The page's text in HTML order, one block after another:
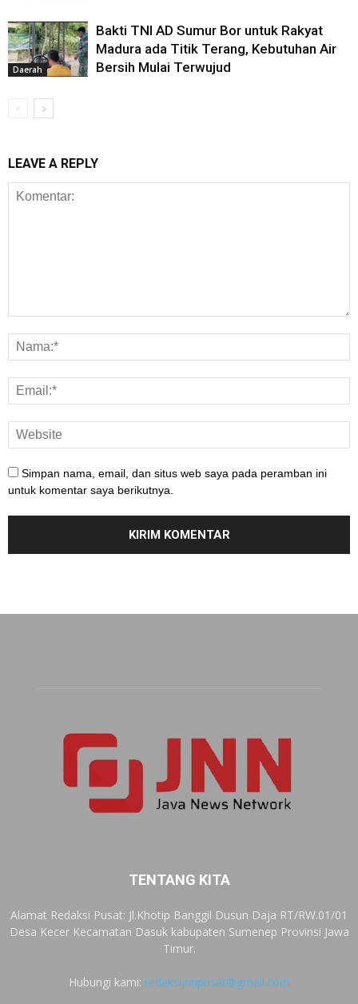
Daerah
Bakti TNI AD Sumur Bor untuk Rakyat
Madura ada Titik Terang, Kebutuhan Air
Bersih Mulai Terwujud
LEAVE A REPLY
Simpan nama, email, dan situs web saya pada peramban ini
untuk komentar saya berikutnya.
TENTANG KITA
Alamat Redaksi Pusat: Jl.Khotip Banggil Dusun Daja RT/RW.01/01
Desa Kecer Kecamatan Dasuk kabupaten Sumenep Provinsi Jawa
Timur.
Hubungi kami: redaksijnnpusat@gmail.com